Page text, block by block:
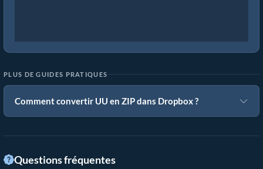
PLUS DE GUIDES PRATIQUES
Comment convertir UU en ZIP dans Dropbox ?
Questions fréquentes